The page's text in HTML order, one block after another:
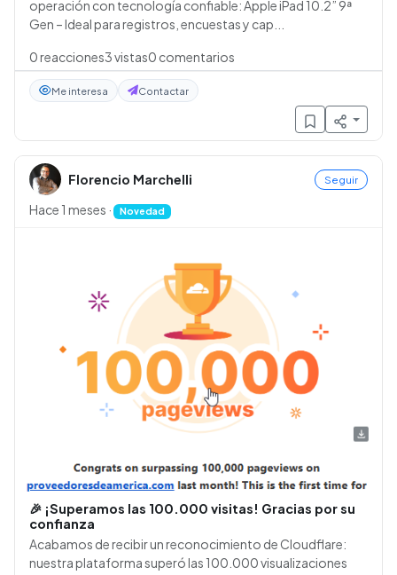
operación con tecnología confiable: Apple iPad 10.2” 9ª
Gen – Ideal para registros, encuestas y cap...
0reacciones3vistas0 comentarios
Me interesa Contactar
Florencio Marchelli Seguir
Hace 1 meses · Novedad
🎉 ¡Superamos las 100.000 visitas! Gracias por su
confianza
Acabamos de recibir un reconocimiento de Cloudflare:
nuestra plataforma superó las 100.000 visualizaciones